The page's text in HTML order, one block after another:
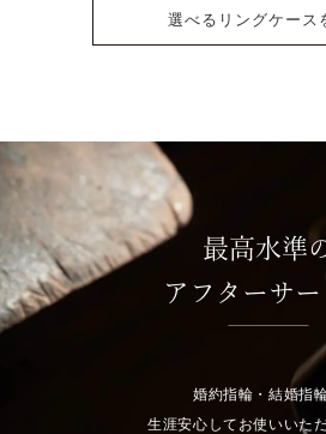
選べるリングケース
最高水準
アフターサ
婚約指輪・結婚指
生涯安心してお使いいた